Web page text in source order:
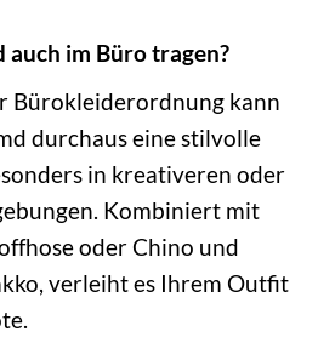
auch im Büro tragen?
Bürokleiderordnung kann
durchaus eine stilvolle
in kreativeren oder
Kombiniert mit
oder Chino und
verleiht es Ihrem Outfit